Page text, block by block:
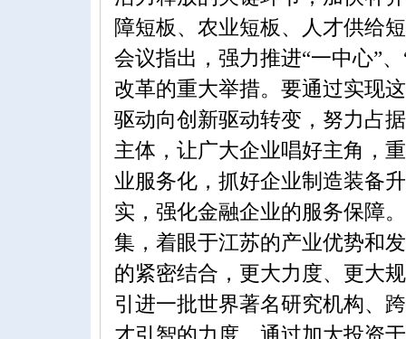
障短板、农业短板、人才供给
会议指出，强力推进“一中心”
改革的重大举措。要通过实现
驱动向创新驱动转变，努力占
主体，让广大企业唱好主角，
业服务化，抓好企业制造装备
实，强化金融企业的服务保障
集，着眼于江苏的产业优势和
的紧密结合，更大力度、更大
引进一批世界著名研究机构、